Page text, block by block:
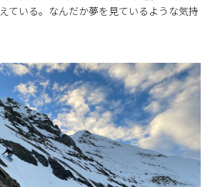
ている。なんだか夢を見ているような気持